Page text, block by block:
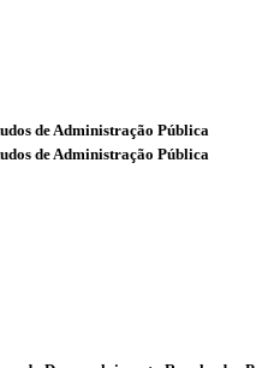
de Administração Pública
de Administração Pública